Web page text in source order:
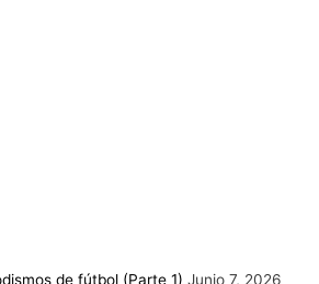
de fútbol (Parte 1) Junio 7, 2026